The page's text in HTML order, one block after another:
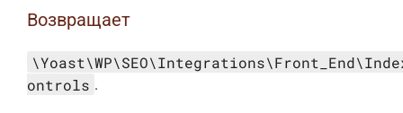
Возвращает
ontrols .